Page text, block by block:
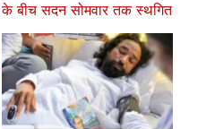
के बीच सदन सोमवार तक स्थगित